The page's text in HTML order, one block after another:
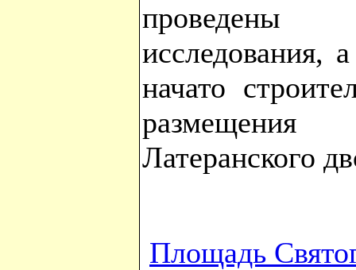
проведены
исследования,
начато
Латеранского
Площадь